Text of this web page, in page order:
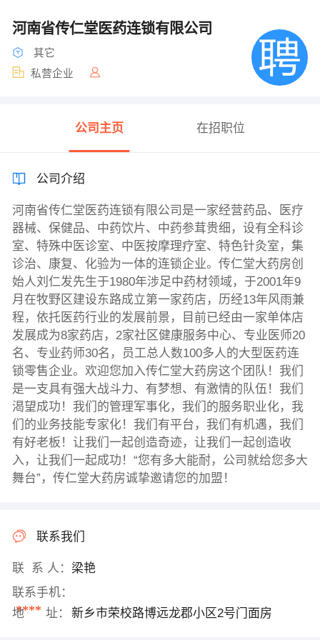
河南省传仁堂医药连锁有限公司
其它
私营企业
公司主页 在招职位
公司介绍
河南省传仁堂医药连锁有限公司是一家经营药品、医疗
器械、保健品、中药饮片、中药参茸贵细，设有全科诊
室、特殊中医诊室、中医按摩理疗室、特色针灸室，集
诊治、康复、化验为一体的连锁企业。传仁堂大药房创
始人刘仁发先生于1980年涉足中药材领域，于2001年9
月在牧野区建设东路成立第一家药店，历经13年风雨兼
程，依托医药行业的发展前景，目前已经由一家单体店
发展成为8家药店，2家社区健康服务中心、专业医师20
名、专业药师30名，员工总人数100多人的大型医药连
锁零售企业。欢迎您加入传仁堂大药房这个团队！我们
是一支具有强大战斗力、有梦想、有激情的队伍！我们
渴望成功！我们的管理军事化，我们的服务职业化，我
们的业务技能专家化！我们有平台，我们有机遇，我们
有好老板！让我们一起创造奇迹，让我们一起创造收
入，让我们一起成功！“您有多大能耐，公司就给您多大
舞台”，传仁堂大药房诚挚邀请您的加盟！
联系我们
联 系 人： 梁艳
联系手机：
****
地 址： 新乡市荣校路博远龙郡小区2号门面房